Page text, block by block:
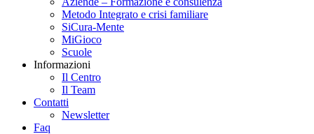
Metodo Integrato e crisi familiare
SiCura-Mente
MiGioco
Scuole
Informazioni
Il Centro
Il Team
Contatti
Newsletter
Faq